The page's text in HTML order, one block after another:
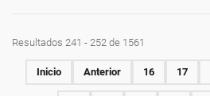
Resultados 241 - 252 de 1561
Inicio Anterior 16 17